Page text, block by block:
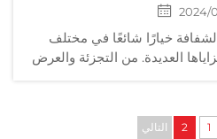
2024/
خيارًا شائعًا في مختلف
العديدة. من التجزئة والعرض
1
2 التالي